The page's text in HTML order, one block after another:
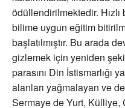
ödüllendirilmektedir.
bilime uygun eğitim
başlatılmıştır. Bu arada
gizlemek için yeniden
parasını Din İstismarlığı
alanları yağmalayan ve
Sermaye de Yurt,